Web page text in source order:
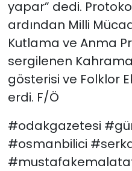
yapar” dedi.
ardından Milli
Kutlama ve Anma
sergilenen
gösterisi ve Folklor
erdi. F/Ö
#odakgazetesi
#osmanbilici